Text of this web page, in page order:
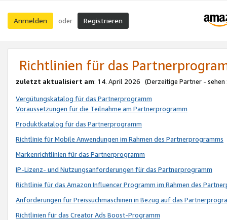
Anmelden oder Registrieren
Richtlinien für das
zuletzt aktualisiert am: 14. April 2026 (Derzeitige Partner - sehen
Vergütungskatalog für das Partnerprogramm
Voraussetzungen für die Teilnahme am Partnerprogramm
Produktkatalog für das Partnerprogramm
Richtlinie für Mobile Anwendungen im Rahmen des Partnerprogramms
Markenrichtlinien für das Partnerprogramm
IP-Lizenz- und Nutzungsanforderungen für das Partnerprogramm
Richtlinie für das Amazon Influencer Programm im Rahmen des
Anforderungen für Preissuchmaschinen in Bezug auf das
Richtlinien für das Creator Ads Boost-Programm